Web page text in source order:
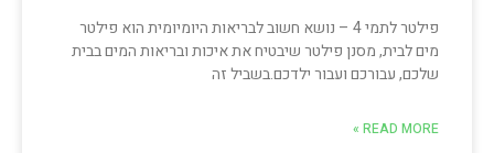
פילטר לתמי 4 – נושא חשוב לבריאות היומיומית הוא פילטר
מים לבית, מסנן פילטר שיבטיח את איכות ובריאות המים בבית
שלכם, עבורכם ועבור ילדכם.בשביל זה
READ MORE »